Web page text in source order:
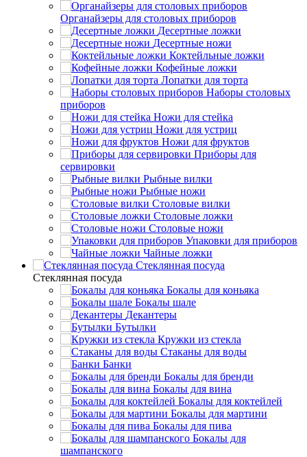
Органайзеры для столовых приборов
Десертные ложки
Десертные ножи
Коктейльные ложки
Кофейные ложки
Лопатки для торта
Наборы столовых
приборов
Ножи для стейка
Ножи для устриц
Ножи для фруктов
Приборы для
сервировки
Рыбные вилки
Рыбные ножи
Столовые вилки
Столовые ложки
Столовые ножи
Упаковки для приборов
Чайные ложки
Стеклянная посуда
Стеклянная посуда
Бокалы для коньяка
Бокалы шале
Декантеры
Бутылки
Кружки из стекла
Стаканы для воды
Банки
Бокалы для бренди
Бокалы для вина
Бокалы для коктейлей
Бокалы для мартини
Бокалы для пива
Бокалы для
шампанского